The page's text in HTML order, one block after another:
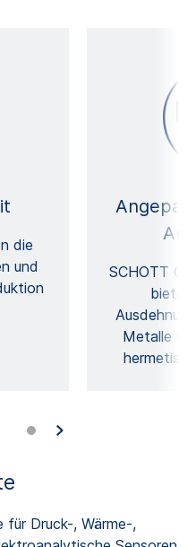
die
und
SCHOTT
Metalle
für Druck-, Wärme-,